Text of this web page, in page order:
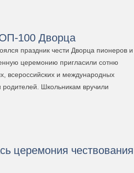
100 Дворца
праздник чести Дворца пионеров и
церемонию пригласили сотню
всероссийских и международных
родителей. Школьникам вручили
церемония чествования